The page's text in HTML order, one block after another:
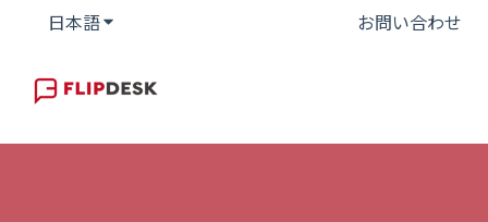
日本語翻訳のサブメニューを表示 お問い合わせ